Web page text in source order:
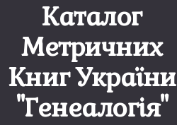
Каталог
Метричних
Книг України
"Генеалогія"